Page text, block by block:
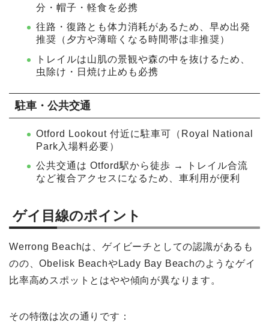
分・帽子・軽食を必携
往路・復路とも体力消耗があるため、早め出発
推奨（夕方や薄暗くなる時間帯は非推奨）
トレイルは山肌の景観や森の中を抜けるため、
虫除け・日焼け止めも必携
駐車・公共交通
Otford Lookout 付近に駐車可（Royal National
Park入場料必要）
公共交通は Otford駅から徒歩 → トレイル合流
など複合アクセスになるため、車利用が便利
ゲイ目線のポイント
Werrong Beachは、ゲイビーチとしての認識があるも
のの、Obelisk BeachやLady Bay Beachのようなゲイ
比率高めスポットとはやや傾向が異なります。
その特徴は次の通りです：